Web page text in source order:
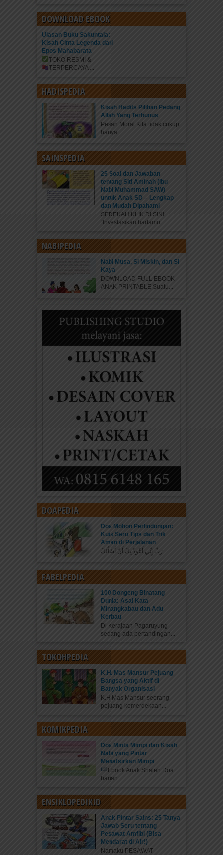
DOWNLOAD EBOOK
Ulasan Buku Sakuntala:
Kisah Cinta Legenda dari
Epos Mahabarata
TOKO RESMI &
TERPERCAYA ...
HADISPEDIA
Kisah Hadits Pilihan Pedang
Allah Yang Terhunus
Pesan Moral Kita tidak cukup
hanya...
SAINSPEDIA
25 Soal dan Jawaban
tentang Siti Aminah (Ibu
Nabi Muhammad SAW)
untuk Anak SD – Lengkap
dan Mudah Dipahami
SEDEKAH KLIK DI SINI
“Investasikan hartamu...
NABIPEDIA
Nabi Musa, Si Miskin, dan Si
Kaya
DOWNLOAD FULL EBOOK
ANAK PRINTABLE Suatu...
DOAPEDIA
Doa Mohon Perlindungan:
Kuis Seru Tips dan Trik
Aman di Perjalanan
رَبِّ إِنِّي أَعُوذُ بِكَ أَنْ أَسْأَلَكَ...
FABELPEDIA
100 Dongeng Binatang
Dunia: Asal Kata
Minangkabau dan Adu
Kerbau
Di Kerajaan Pagaruyung
sedang ada pertandingan...
TOKOHPEDIA
K.H. Mas Mansur Pejuang
Bangsa yang Aktif di
Banyak Organisasi
K.H Mas Mansur seorang
pejuang kemerdekaan...
KOMIKPEDIA
Doa Minta Mimpi dan Kisah
Nabi yang Pintar
Menafsirkan Mimpi
Ebook Anak Shaleh Doa
harian...
ENSIKLOPEDIKID
Anak Pintar Sains: 25 Tanya
Jawab Seru tentang
Pesawat Amfibi (Bisa
Mendarat di Air!)
Namaku PESAWAT